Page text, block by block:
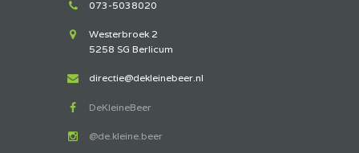
073-5038020
Westerbroek 2
5258 SG Berlicum
directie@dekleinebeer.nl
DeKleineBeer
@de.kleine.beer